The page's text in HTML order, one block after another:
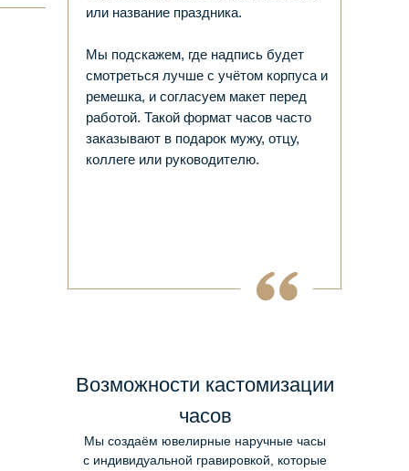
или название праздника.
Мы подскажем, где надпись будет
смотреться лучше с учётом корпуса и
ремешка, и согласуем макет перед
работой. Такой формат часов часто
заказывают в подарок мужу, отцу,
коллеге или руководителю.
Возможности кастомизации
часов
Мы создаём ювелирные наручные часы
с индивидуальной гравировкой, которые